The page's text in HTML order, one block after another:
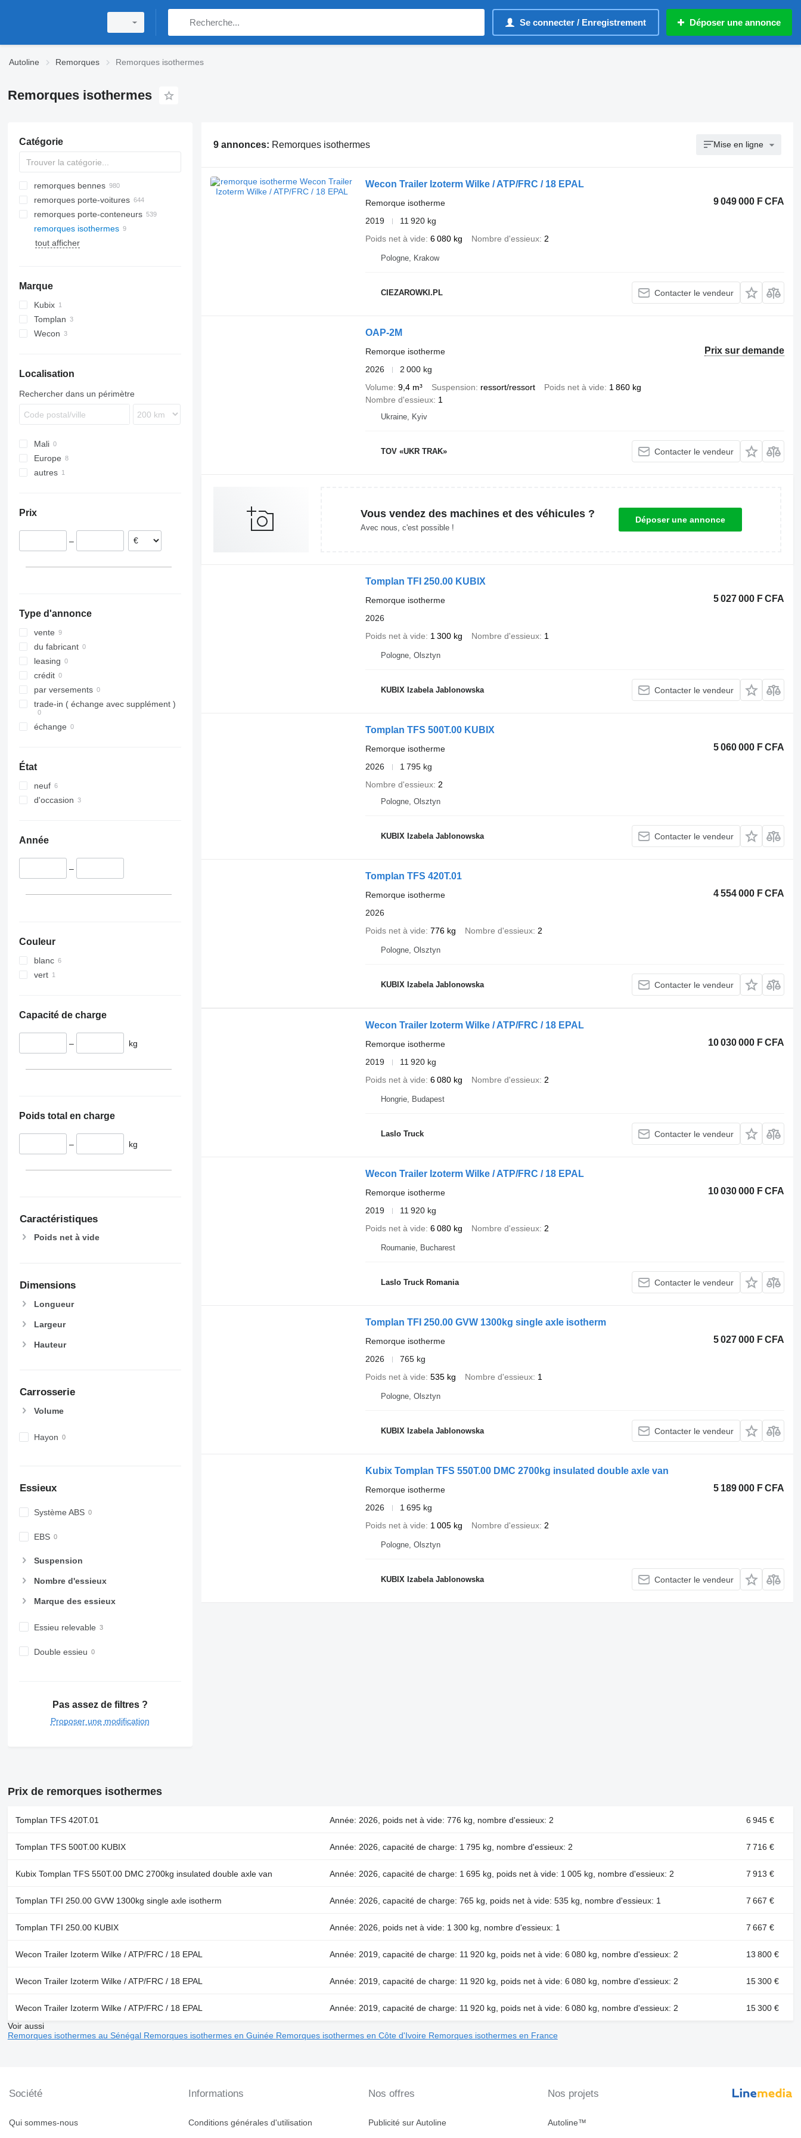
Se connecter / Enregistrement Déposer une annonce
Autoline Remorques Remorques isothermes
Remorques isothermes
Catégorie
remorques bennes
remorques porte-voitures
remorques porte-conteneurs
remorques isothermes
tout afficher
Marque
Kubix
Tomplan
Wecon
Localisation
Rechercher dans un périmètre
Mali
Europe
Pologne
autres
Prix
–
Type d'annonce
vente
du fabricant
leasing
crédit
par versements
trade-in ( échange avec supplément )
échange
État
neuf
d'occasion
Année
–
Couleur
blanc
vert
Capacité de charge
– kg
Poids total en charge
– kg
Caractéristiques
Poids net à vide
Dimensions
Longueur
Largeur
Hauteur
Carrosserie
Volume
Hayon
Essieux
Système ABS
EBS
Suspension
Nombre d'essieux
Marque des essieux
Essieu relevable
Double essieu
Pas assez de filtres ?
Proposer une modification
9 annonces: Remorques isothermes Mise en ligne
Wecon Trailer Izoterm Wilke / ATP/FRC / 18 EPAL
9 049 000 F CFA
Remorque isotherme
2019
11 920 kg
Poids net à vide 6 080 kg Nombre d'essieux 2
Pologne, Krakow
CIEZAROWKI.PL Contacter le vendeur
OAP-2M
Prix sur demande
Remorque isotherme
2026
2 000 kg
Volume 9,4 m³ Suspension ressort/ressort Poids net à vide
1 860 kg
Nombre d'essieux 1
Ukraine, Kyiv
TOV «UKR TRAK» Contacter le vendeur
Vous vendez des machines et des véhicules ?
Avec nous, c'est possible !
Déposer une annonce
Tomplan TFI 250.00 KUBIX
5 027 000 F CFA
Remorque isotherme
2026
Poids net à vide
1 300 kg Nombre d'essieux 1
Pologne, Olsztyn
KUBIX Izabela Jablonowska Contacter le vendeur
Tomplan TFS 500T.00 KUBIX
5 060 000 F CFA
Remorque isotherme
2026
1 795 kg
Nombre d'essieux 2
Pologne, Olsztyn
KUBIX Izabela Jablonowska Contacter le vendeur
Tomplan TFS 420T.01
4 554 000 F CFA
Remorque isotherme
2026
Poids net à vide 776 kg Nombre d'essieux 2
Pologne, Olsztyn
KUBIX Izabela Jablonowska Contacter le vendeur
Wecon Trailer Izoterm Wilke / ATP/FRC / 18 EPAL
10 030 000 F CFA
Remorque isotherme
2019
11 920 kg
Poids net à vide 6 080 kg Nombre d'essieux 2
Hongrie, Budapest
Laslo Truck Contacter le vendeur
Wecon Trailer Izoterm Wilke / ATP/FRC / 18 EPAL
10 030 000 F CFA
Remorque isotherme
2019
11 920 kg
Poids net à vide 6 080 kg Nombre d'essieux 2
Roumanie, Bucharest
Laslo Truck Romania Contacter le vendeur
Tomplan TFI 250.00 GVW 1300kg single axle isotherm
5 027 000 F CFA
Remorque isotherme
2026
765 kg
Poids net à vide 535 kg Nombre d'essieux 1
Pologne, Olsztyn
KUBIX Izabela Jablonowska Contacter le vendeur
Kubix Tomplan TFS 550T.00 DMC 2700kg insulated double axle van
5 189 000 F CFA
Remorque isotherme
2026
1 695 kg
Poids net à vide
1 005 kg Nombre d'essieux 2
Pologne, Olsztyn
KUBIX Izabela Jablonowska Contacter le vendeur
Prix de remorques isothermes
Tomplan TFS 420T.01 Année: 2026, poids net à vide: 776 kg, nombre d'essieux: 2 6 945 €
Tomplan TFS 500T.00 KUBIX Année: 2026, capacité de charge: 1 795 kg, nombre d'essieux: 2 7 716 €
Kubix Tomplan TFS 550T.00 DMC 2700kg insulated double axle van Année: 2026, capacité de charge: 1 695 kg, poids net à vide: 1 005 kg, nombre d'essieux: 2 7 913 €
Tomplan TFI 250.00 GVW 1300kg single axle isotherm Année: 2026, capacité de charge: 765 kg, poids net à vide: 535 kg, nombre d'essieux: 1 7 667 €
Tomplan TFI 250.00 KUBIX Année: 2026, poids net à vide: 1 300 kg, nombre d'essieux: 1 7 667 €
Wecon Trailer Izoterm Wilke / ATP/FRC / 18 EPAL Année: 2019, capacité de charge: 11 920 kg, poids net à vide: 6 080 kg, nombre d'essieux: 2 13 800 €
Wecon Trailer Izoterm Wilke / ATP/FRC / 18 EPAL Année: 2019, capacité de charge: 11 920 kg, poids net à vide: 6 080 kg, nombre d'essieux: 2 15 300 €
Wecon Trailer Izoterm Wilke / ATP/FRC / 18 EPAL Année: 2019, capacité de charge: 11 920 kg, poids net à vide: 6 080 kg, nombre d'essieux: 2
15 300 €
Voir aussi
Remorques isothermes au Sénégal Remorques isothermes en Guinée Remorques isothermes en Côte d'Ivoire Remorques isothermes en France
Société
Qui sommes-nous
Informations
Conditions générales d'utilisation
Nos offres
Publicité sur Autoline
Nos projets
Autoline™